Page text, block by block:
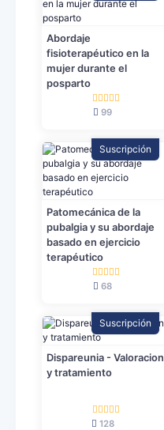
Abordaje
fisioterapéutico en la
mujer durante el
posparto
99
Suscripción
Patomecánica de la
pubalgia y su abordaje
basado en ejercicio
terapéutico
68
Suscripción
Dispareunia - Valoracion
y tratamiento
128